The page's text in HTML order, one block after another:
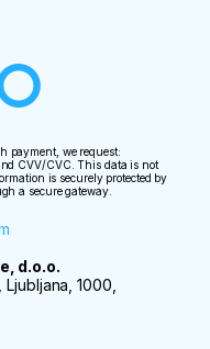
payment, we request:
CVV/CVC. This data is not
is securely protected by
a secure gateway.
d.o.o.
1000,